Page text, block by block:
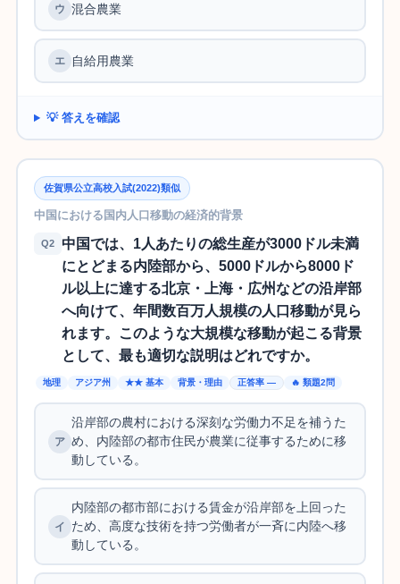
混合農業
自給用農業
💡 答えを確認
佐賀県公立高校入試(2022)類似
中国における国内人口移動の経済的背景
Q2
中国では、1人あたりの総生産が3000ドル未満
にとどまる内陸部から、5000ドルから8000ド
ル以上に達する北京・上海・広州などの沿岸部
へ向けて、年間数百万人規模の人口移動が見ら
れます。このような大規模な移動が起こる背景
として、最も適切な説明はどれですか。
地理 アジア州 ★★ 基本 背景・理由 正答率 — 🔥 類題2問
沿岸部の農村における深刻な労働力不足を補うた
め、内陸部の都市住民が農業に従事するために移
動している。
内陸部の都市部における賃金が沿岸部を上回った
ため、高度な技術を持つ労働者が一斉に内陸へ移
動している。